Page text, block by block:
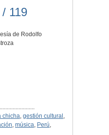
119
de Rodolfo
chicha, gestión cultural ,
, música, Perú,